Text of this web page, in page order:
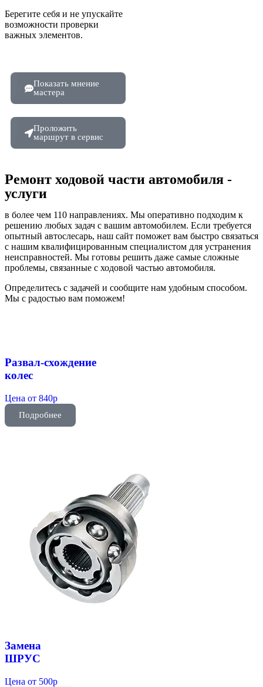
Берегите себя и не упускайте
возможности проверки
важных элементов.
Показать мнение
мастера
Проложить
маршрут в сервис
Ремонт ходовой части автомобиля -
услуги
в более чем 110 направлениях. Мы оперативно подходим к
решению любых задач с вашим автомобилем. Если требуется
опытный автослесарь, наш сайт поможет вам быстро связаться
с нашим квалифицированным специалистом для устранения
неисправностей. Мы готовы решить даже самые сложные
проблемы, связанные с ходовой частью автомобиля.
Определитесь с задачей и сообщите нам удобным способом.
Мы с радостью вам поможем!
Развал-схождение
колес
Цена от 840р
Подробнее
Замена
ШРУС
Цена от 500р